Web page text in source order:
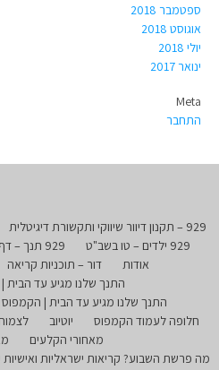
ספטמבר 2018
אוגוסט 2018
יולי 2018
ינואר 2017
Meta
התחבר
929 – תקנון דיוור שיווקי ותקשורת דיגיטלית
929 ילדים – טו בשב"ט
929 תנך – דף הבית
אודות
דור – תוכניות קריאה
התנך שלנו מגיע עד הבית
התנך שלנו מגיע עד הבית | הקמפוס
חלופה לעמוד הקמפוס
יוטיוב
מאחורי הקלעים
מה פרשת השבוע? קריאות ישראליות